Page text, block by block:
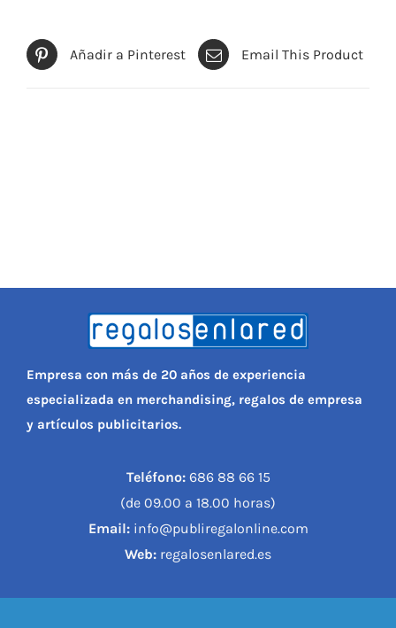
Añadir a Pinterest Email This Product
Empresa con más de 20 años de experiencia
especializada en merchandising, regalos de empresa
y artículos publicitarios.
Teléfono:686 88 66 15
(de 09.00 a 18.00 horas)
Email:info@publiregalonline.com
Web: regalosenlared.es